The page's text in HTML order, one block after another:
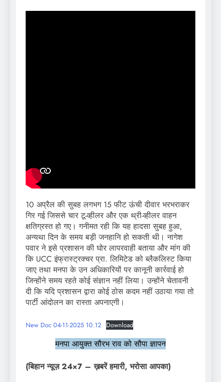
10 अप्रैल की सुबह लगभग 15 फीट ऊंची दीवार भरभराकर
गिर गई जिससे चार टू-व्हीलर और एक थ्री-व्हीलर वाहन
क्षतिग्रस्त हो गए। गनीमत रही कि यह हादसा सुबह हुआ,
अन्यथा दिन के समय बड़ी जनहानि हो सकती थी। नागेश
पवार ने इसे प्रशासन की घोर लापरवाही बताया और मांग की
कि UCC इंफ्रास्ट्रक्चर प्रा. लिमिटेड को ब्लैकलिस्ट किया
जाए तथा मनपा के उन अधिकारियों पर कानूनी कार्रवाई हो
जिन्होंने समय रहते कोई संज्ञान नहीं लिया। उन्होंने चेतावनी
दी कि यदि प्रशासन द्वारा कोई ठोस कदम नहीं उठाया गया तो
पार्टी आंदोलन का रास्ता अपनाएगी।
New Doc 04-11-2025 10.12 Download
मनपा आयुक्त सौरभ राव को सौपा ज्ञापन
(बिहान न्यूज़ 24×7 – ख़बरें हमारी, भरोसा आपका)